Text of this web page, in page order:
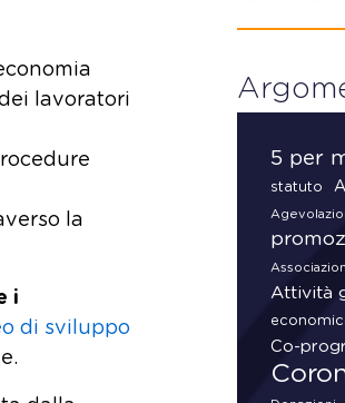
lavoratori
la
i
di sviluppo
5 per
statuto
Attività
Co-